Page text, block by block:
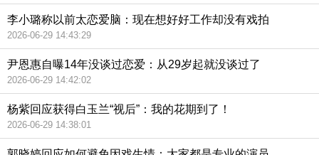
李小璐称以前太恋爱脑：现在想好好工作却没有戏拍
2026-06-29 14:43:29
尹恩惠自曝14年没谈过恋爱：从29岁起就没谈过了
2026-06-29 14:42:02
杨紫回应获得白玉兰“视后”：我的花期到了！
2026-06-29 14:38:01